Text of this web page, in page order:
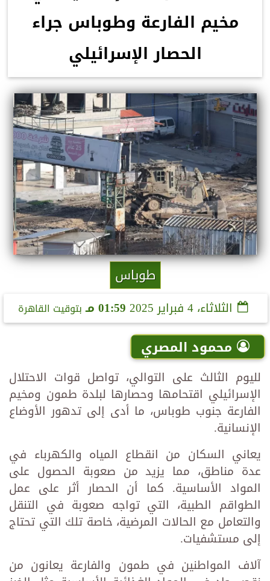
مخيم الفارعة وطوباس جراء
الحصار الإسرائيلي
طوباس
الثلاثاء، 4 فبراير 2025 01:59 مـ بتوقيت القاهرة
محمود المصري
لليوم الثالث على التوالي، تواصل قوات الاحتلال
الإسرائيلي اقتحامها وحصارها لبلدة طمون ومخيم
الفارعة جنوب طوباس، ما أدى إلى تدهور الأوضاع
الإنسانية.
يعاني السكان من انقطاع المياه والكهرباء في
عدة مناطق، مما يزيد من صعوبة الحصول على
المواد الأساسية. كما أن الحصار أثر على عمل
الطواقم الطبية، التي تواجه صعوبة في التنقل
والتعامل مع الحالات المرضية، خاصة تلك التي تحتاج
إلى مستشفيات.
آلاف المواطنين في طمون والفارعة يعانون من